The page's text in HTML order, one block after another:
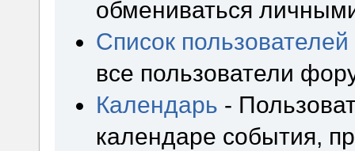
обмениваться
Список пользователей
все пользователи
Календарь -
календаре события,